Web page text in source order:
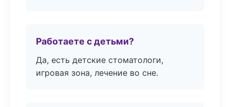
Работаете с детьми?
Да, есть детские стоматологи,
игровая зона, лечение во сне.